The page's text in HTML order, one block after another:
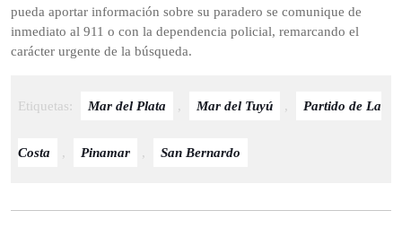
pueda aportar información sobre su paradero se comunique de
inmediato al 911 o con la dependencia policial, remarcando el
carácter urgente de la búsqueda.
Etiquetas: Mar del Plata , Mar del Tuyú , Partido de La
Costa , Pinamar , San Bernardo